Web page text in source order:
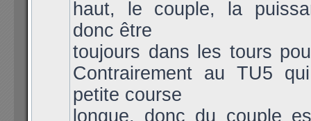
haut, le couple, la
donc être
toujours dans les tours
Contrairement au TU5
petite course
longue, donc du couple